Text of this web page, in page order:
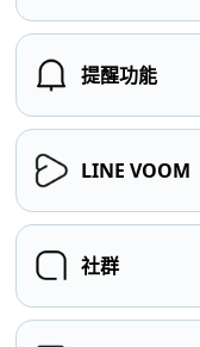
提醒功能
LINE VOOM
社群